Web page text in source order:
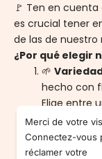
🚩 Ten en
es crucial tener
de las de nuestro
¿Por qué elegir
🌱
hecho con
Elige entre
únicas.
🚀 Listo
Merci de votre
Connectez-vous
réclamer votre